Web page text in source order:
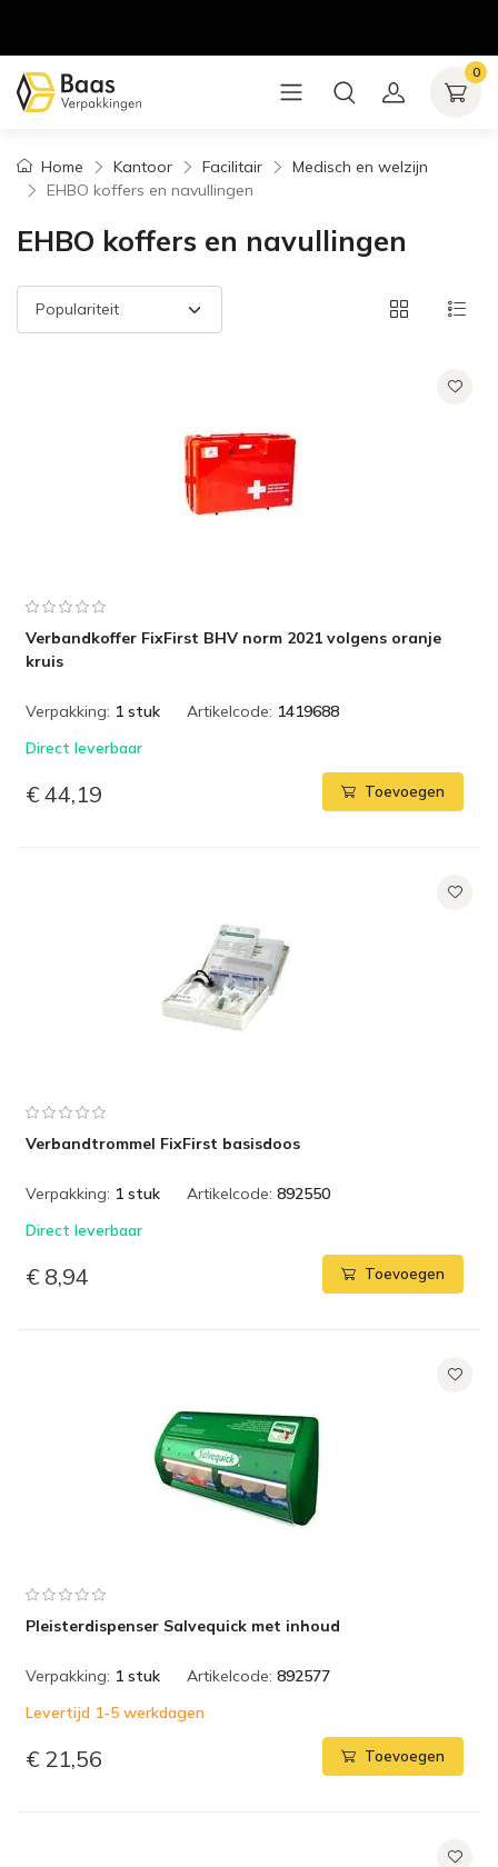
0
Home Kantoor Facilitair
Medisch en welzijn
EHBO koffers en navullingen
EHBO koffers en navullingen
Verbandkoffer FixFirst BHV norm 2021 volgens oranje
kruis
Verpakking: 1 stuk Artikelcode: 1419688
Direct leverbaar
€ 44,19 Toevoegen
Verbandtrommel FixFirst basisdoos
Verpakking: 1 stuk Artikelcode: 892550
Direct leverbaar
€ 8,94 Toevoegen
Pleisterdispenser Salvequick met inhoud
Verpakking: 1 stuk Artikelcode: 892577
Levertijd 1-5 werkdagen
€ 21,56 Toevoegen